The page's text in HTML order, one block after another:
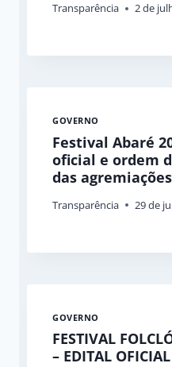
Transparência 2 de
GOVERNO
Festival Abaré
oficial e ordem
das agremiações
Transparência 29 de
GOVERNO
FESTIVAL
– EDITAL OFICIAL